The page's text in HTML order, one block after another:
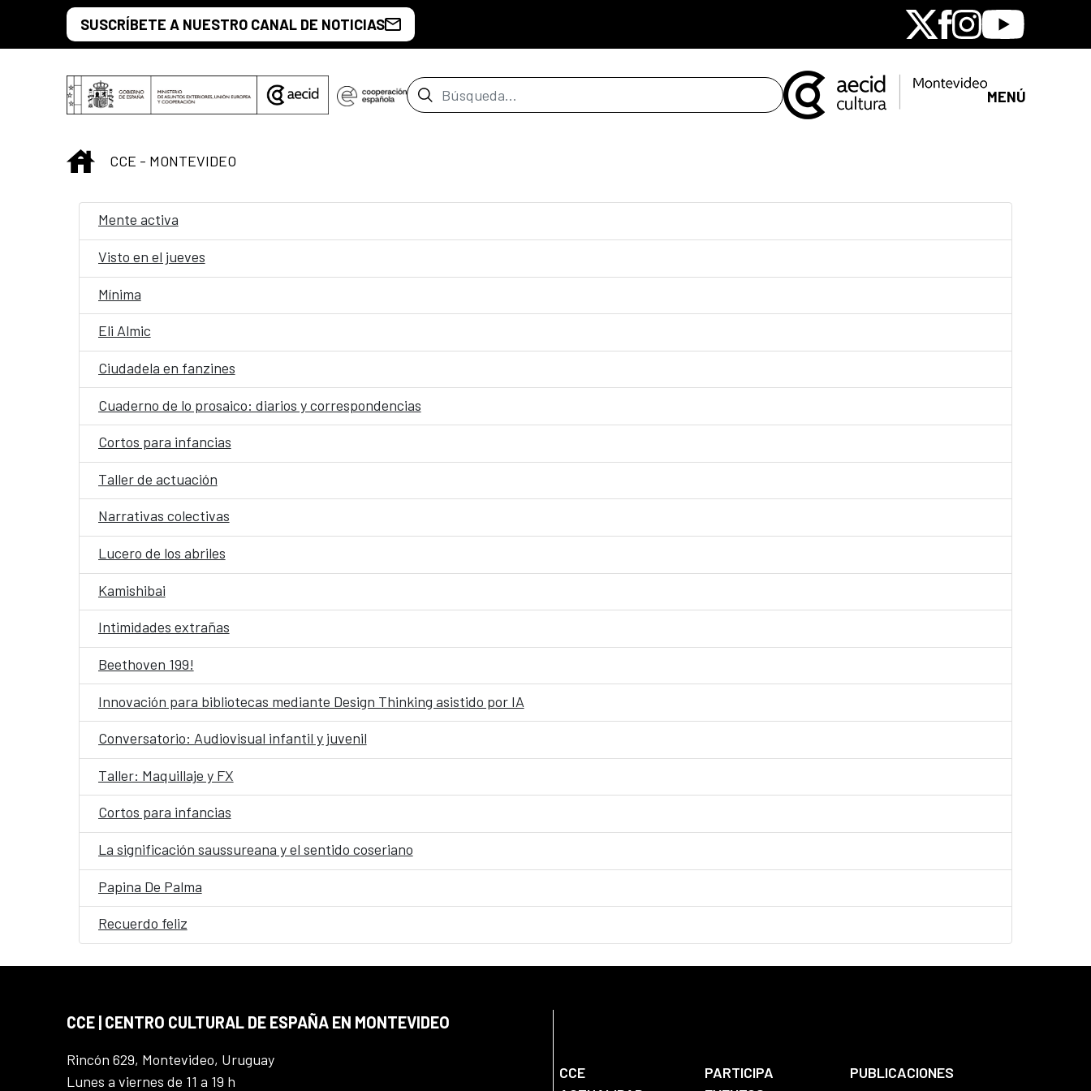
Saltar al contenido principal
SUSCRÍBETE A NUESTRO CANAL DE NOTICIAS X Facebook
Instagram
Youtube
Barra de búsqueda MENÚ
INICIO
CCE - MONTEVIDEO
Mente activa
Visto en el jueves
Mínima
Eli Almic
Ciudadela en fanzines
Cuaderno de lo prosaico: diarios y correspondencias
Cortos para infancias
Taller de actuación
Narrativas colectivas
Lucero de los abriles
Kamishibai
Intimidades extrañas
Beethoven 199!
Innovación para bibliotecas mediante Design Thinking asistido por IA
Conversatorio: Audiovisual infantil y juvenil
Taller: Maquillaje y FX
Cortos para infancias
La significación saussureana y el sentido coseriano
Papina De Palma
Recuerdo feliz
CCE | CENTRO CULTURAL DE ESPAÑA EN MONTEVIDEO
Rincón 629, Montevideo, Uruguay
Lunes a viernes de 11 a 19 h
CCE PARTICIPA
PUBLICACIONES